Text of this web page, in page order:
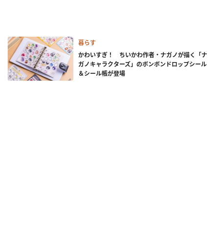
暮らす
かわいすぎ！ ちいかわ作者・ナガノが描く「ナ
ガノキャラクターズ」のボンボンドロップシール
＆シール帳が登場